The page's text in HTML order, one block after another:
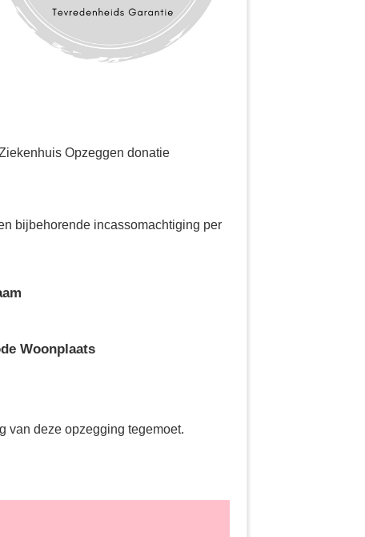
Opzeggen donatie
bijbehorende incassomachtiging per
Woonplaats
van deze opzegging tegemoet.